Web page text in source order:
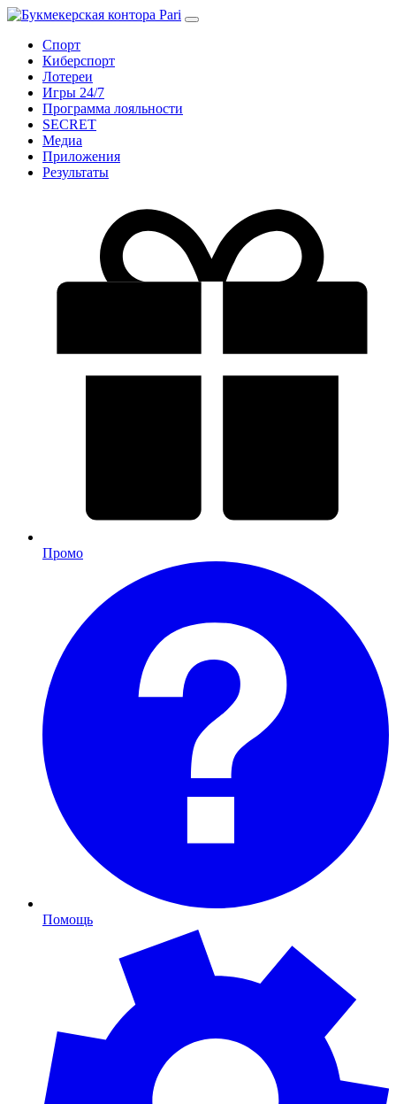
Спорт
Киберспорт
Лотереи
Игры 24/7
Программа лояльности
SECRET
Медиа
Приложения
Результаты
Промо
Помощь